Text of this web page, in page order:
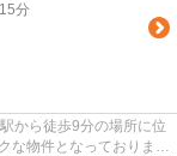
分
から徒歩9分の場所に位
な物件となっておりま